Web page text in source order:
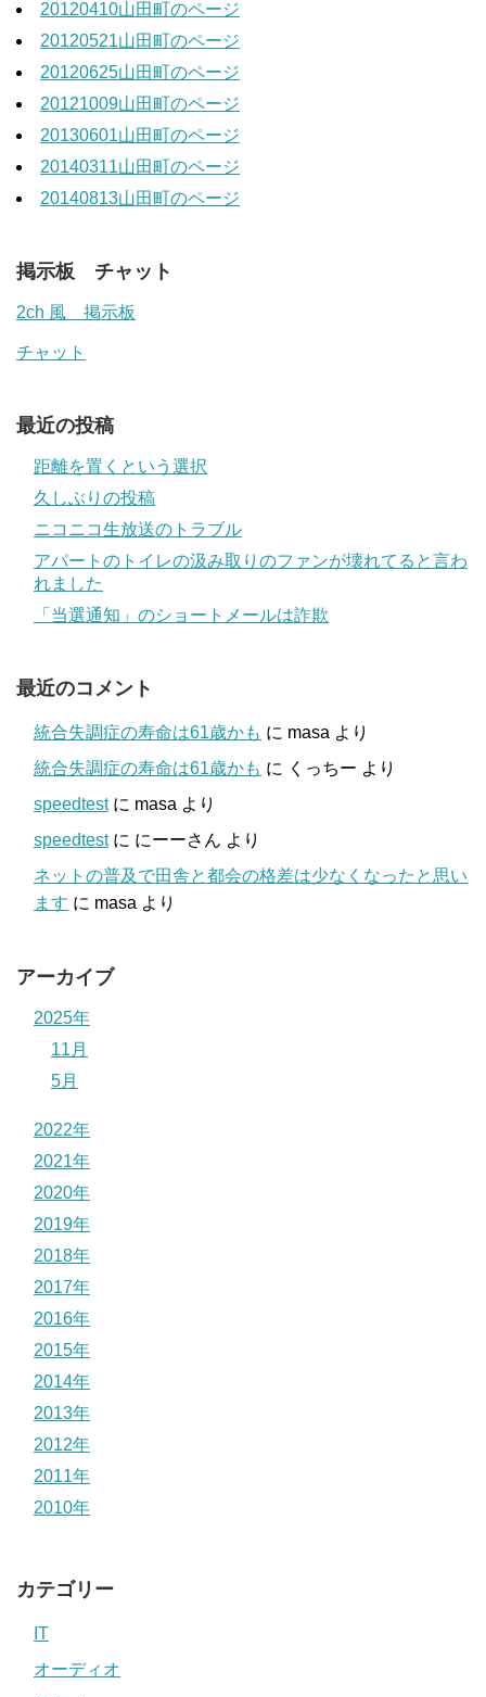
20120410山田町のページ
20120521山田町のページ
20120625山田町のページ
20121009山田町のページ
20130601山田町のページ
20140311山田町のページ
20140813山田町のページ
掲示板 チャット
2ch 風 掲示板
チャット
最近の投稿
距離を置くという選択
久しぶりの投稿
ニコニコ生放送のトラブル
アパートのトイレの汲み取りのファンが壊れてると言わ
れました
「当選通知」のショートメールは詐欺
最近のコメント
統合失調症の寿命は61歳かも に masa より
統合失調症の寿命は61歳かも に くっちー より
speedtestに masa より
speedtestに にーーさん より
ネットの普及で田舎と都会の格差は少なくなったと思い
ます に masa より
アーカイブ
2025年
11月
5月
2022年
2021年
2020年
2019年
2018年
2017年
2016年
2015年
2014年
2013年
2012年
2011年
2010年
カテゴリー
IT
オーディオ